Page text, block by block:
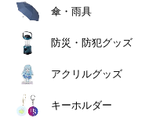
傘・雨具
防災・防犯グッズ
アクリルグッズ
キーホルダー